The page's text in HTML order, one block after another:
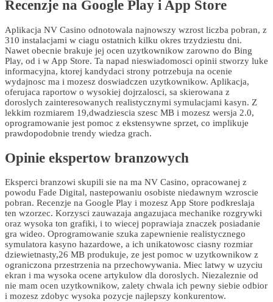
Recenzje na Google Play i App Store
Aplikacja NV Casino odnotowala najnowszy wzrost liczba pobran, z
310 instalacjami w ciagu ostatnich kilku okres trzydziestu dni.
Nawet obecnie brakuje jej ocen uzytkownikow zarowno do Bing
Play, od i w App Store. Ta napad nieswiadomosci opinii stworzy luke
informacyjna, ktorej kandydaci strony potrzebuja na ocenie
wydajnosc ma i mozesz doswiadczen uzytkownikow. Aplikacja,
oferujaca raportow o wysokiej dojrzalosci, sa skierowana z
doroslych zainteresowanych realistycznymi symulacjami kasyn. Z
lekkim rozmiarem 19,dwadziescia szesc MB i mozesz wersja 2.0,
oprogramowanie jest pomoc z ekstensywne sprzet, co implikuje
prawdopodobnie trendy wiedza grach.
Opinie ekspertow branzowych
Eksperci branzowi skupili sie na ma NV Casino, opracowanej z
powodu Fade Digital, nastepowaniu osobiste niedawnym wzroscie
pobran. Recenzje na Google Play i mozesz App Store podkreslaja
ten wzorzec. Korzysci zauwazaja angazujaca mechanike rozgrywki
oraz wysoka ton grafiki, i to wiecej poprawiaja znaczek posiadanie
gra wideo. Oprogramowanie szuka zapewnienie realistycznego
symulatora kasyno hazardowe, a ich unikatowosc ciasny rozmiar
dziewietnasty,26 MB produkuje, ze jest pomoc w uzytkownikow z
ograniczona przestrzenia na przechowywania. Miec latwy w uzyciu
ekran i ma wysoka ocene artykulow dla doroslych. Niezaleznie od
nie mam ocen uzytkownikow, zalety chwala ich pewny siebie odbior
i mozesz zdobyc wysoka pozycje najlepszy konkurentow.